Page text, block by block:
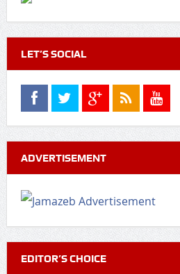
LET’S SOCIAL
ADVERTISEMENT
EDITOR’S CHOICE